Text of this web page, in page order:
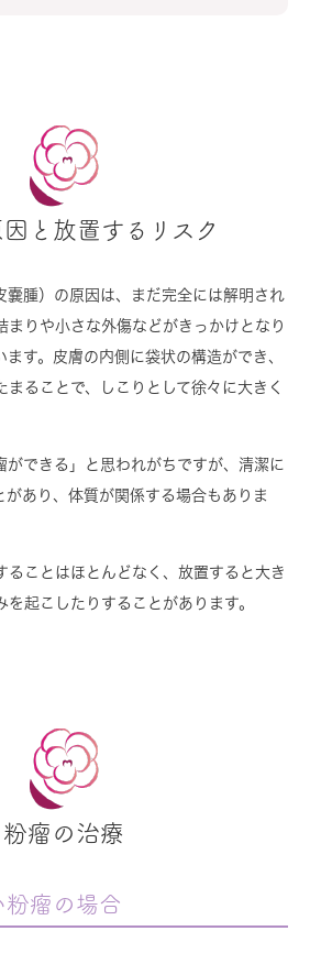
と放置するリスク
嚢腫）の原因は、まだ完全には解明され
まりや小さな外傷などがきっかけとなり
す。皮膚の内側に袋状の構造ができ、
まることで、しこりとして徐々に大きく
ができる」と思われがちですが、清潔に
があり、体質が関係する場合もありま
ることはほとんどなく、放置すると大き
を起こしたりすることがあります。
粉瘤の治療
瘤の場合